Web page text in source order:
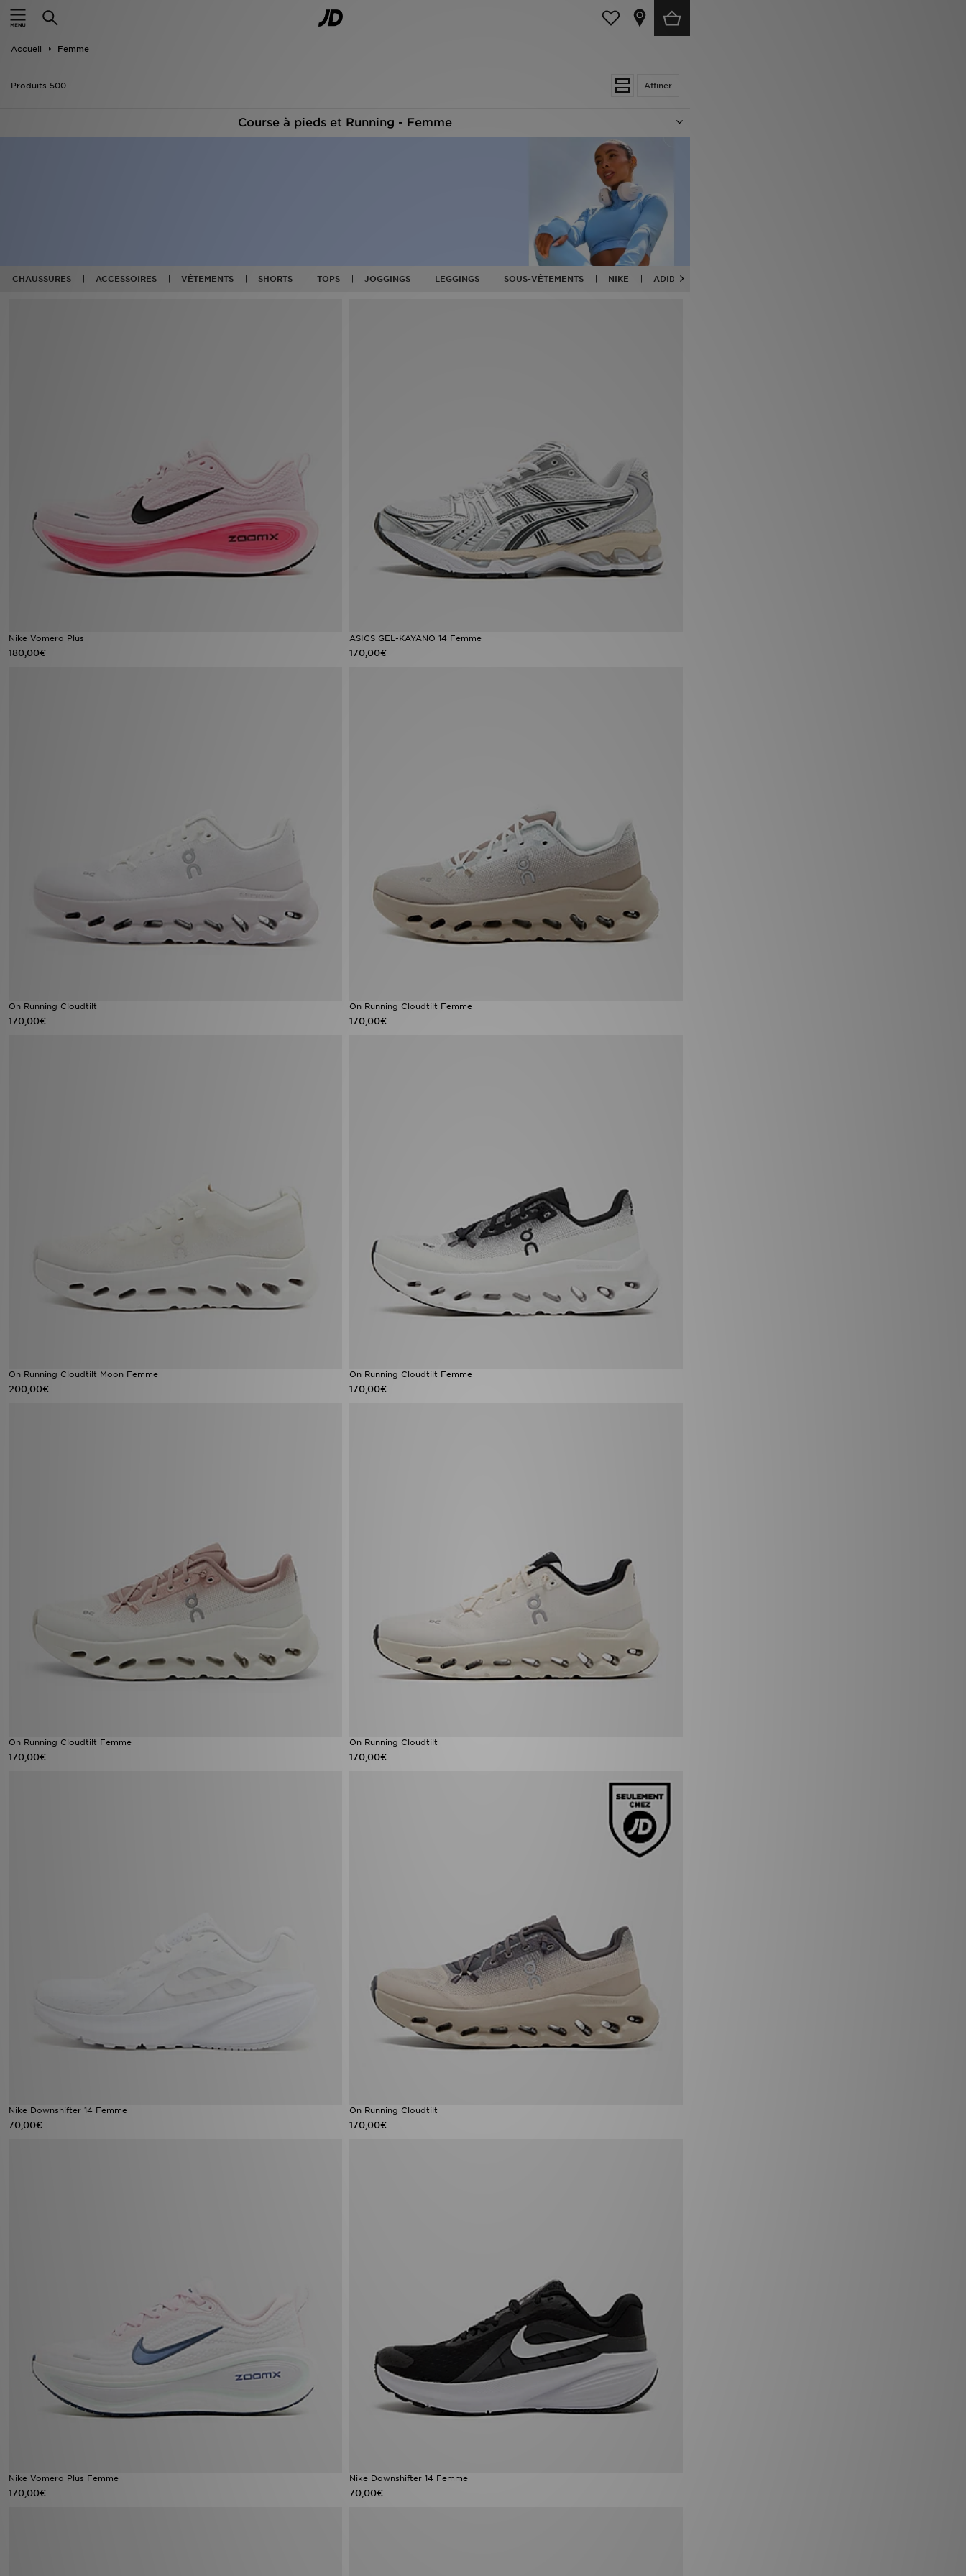
Accueil Femme
Affiner
Produits 500
Course à pieds et Running - Femme
CHAUSSURES ACCESSOIRES VÊTEMENTS SHORTS TOPS JOGGINGS LEGGINGS SOUS-VÊTEMENTS NIKE ADIDAS
Nike Vomero Plus
180,00€
ASICS GEL-KAYANO 14 Femme
170,00€
On Running Cloudtilt
170,00€
On Running Cloudtilt Femme
170,00€
On Running Cloudtilt Moon Femme
200,00€
On Running Cloudtilt Femme
170,00€
On Running Cloudtilt Femme
170,00€
On Running Cloudtilt
170,00€
Nike Downshifter 14 Femme
70,00€
On Running Cloudtilt
170,00€
Nike Vomero Plus Femme
170,00€
Nike Downshifter 14 Femme
70,00€
Accueil
Homme